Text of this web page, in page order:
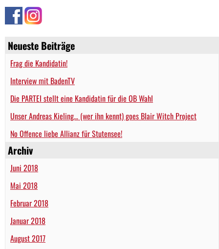
Neueste Beiträge
Frag die Kandidatin!
Interview mit BadenTV
Die PARTEI stellt eine Kandidatin für die OB Wahl
Unser Andreas Kieling… (wer ihn kennt) goes Blair Witch Project
No Offence liebe Allianz für Stutensee!
Archiv
Juni 2018
Mai 2018
Februar 2018
Januar 2018
August 2017